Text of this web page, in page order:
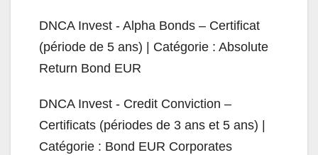
DNCA Invest - Alpha Bonds – Certificat
(période de 5 ans) | Catégorie : Absolute
Return Bond EUR
DNCA Invest - Credit Conviction –
Certificats (périodes de 3 ans et 5 ans) |
Catégorie : Bond EUR Corporates